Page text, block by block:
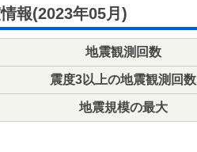
報(2023年05月)
地震観測回数
震度3以上の地震観測回数
地震規模の最大